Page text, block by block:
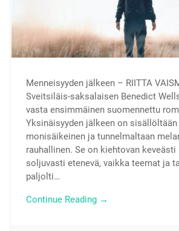
Menneisyyden jälkeen – RIITTA
Sveitsiläis-saksalaisen Benedict
vasta ensimmäinen suomennettu
Yksinäisyyden jälkeen on
monisäikeinen ja tunnelmaltaan
rauhallinen. Se on kiehtovan
soljuvasti etenevä, vaikka teemat ja
paljolti…
Continue Reading →